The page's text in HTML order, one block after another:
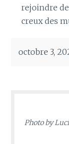
rejoindre
creux des
octobre 3,
Photo by